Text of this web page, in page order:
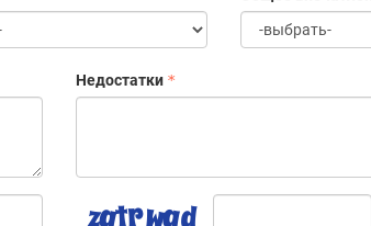
Недостатки